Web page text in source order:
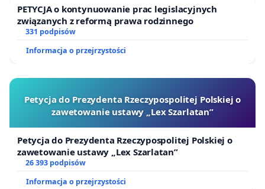
PETYCJA o kontynuowanie prac legislacyjnych
związanych z reformą prawa rodzinnego
331 podpisów
Informacja o przejrzystości
Petycja do Prezydenta Rzeczypospolitej Polskiej o
zawetowanie ustawy „Lex Szarlatan”
Petycja do Prezydenta Rzeczypospolitej Polskiej o
zawetowanie ustawy „Lex Szarlatan”
26 393 podpisów
Informacja o przejrzystości